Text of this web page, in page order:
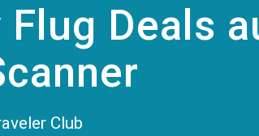
Deals
Club